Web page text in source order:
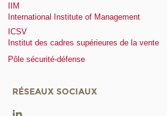
IIM
International Institute of Management
ICSV
Institut des cadres supérieures de la vente
Pôle sécurité-défense
RÉSEAUX SOCIAUX